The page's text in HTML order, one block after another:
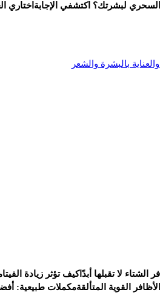
السحري لبشرتك؟ اكتشفي الإجابة اختاري
والشعر
الشتاء لا تقبلها أبدًاكيف تؤثر زيادة
القوية المتألقةمكملات طبيعية: